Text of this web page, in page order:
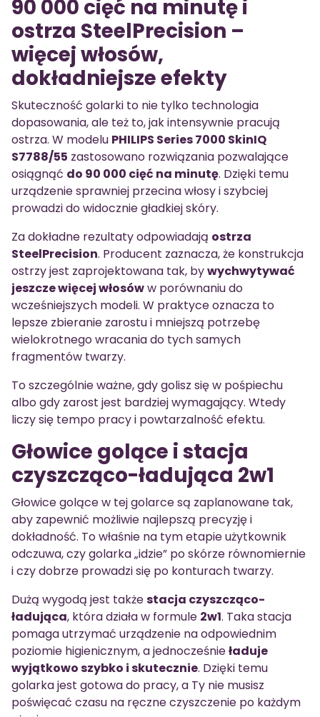
90 000 cięć na minutę i
ostrza SteelPrecision –
więcej włosów,
dokładniejsze efekty
Skuteczność golarki to nie tylko technologia
dopasowania, ale też to, jak intensywnie pracują
ostrza. W modelu PHILIPS Series 7000 SkinIQ
S7788/55 zastosowano rozwiązania pozwalające
osiągnąć do 90 000 cięć na minutę. Dzięki temu
urządzenie sprawniej przecina włosy i szybciej
prowadzi do widocznie gładkiej skóry.
Za dokładne rezultaty odpowiadają ostrza
SteelPrecision. Producent zaznacza, że konstrukcja
ostrzy jest zaprojektowana tak, bywychwytywać
jeszcze więcej włosóww porównaniu do
wcześniejszych modeli. W praktyce oznacza to
lepsze zbieranie zarostu i mniejszą potrzebę
wielokrotnego wracania do tych samych
fragmentów twarzy.
To szczególnie ważne, gdy golisz się w pośpiechu
albo gdy zarost jest bardziej wymagający. Wtedy
liczy się tempo pracy i powtarzalność efektu.
Głowice golące i stacja
czyszcząco-ładująca 2w1
Głowice golące w tej golarce są zaplanowane tak,
aby zapewnić możliwie najlepszą precyzję i
dokładność. To właśnie na tym etapie użytkownik
odczuwa, czy golarka „idzie” po skórze równomiernie
i czy dobrze prowadzi się po konturach twarzy.
Dużą wygodą jest takżestacja czyszcząco-
ładująca, która działa w formule 2w1. Taka stacja
pomaga utrzymać urządzenie na odpowiednim
poziomie higienicznym, a jednocześnieładuje
wyjątkowo szybko i skutecznie. Dzięki temu
golarka jest gotowa do pracy, a Ty nie musisz
poświęcać czasu na ręczne czyszczenie po każdym